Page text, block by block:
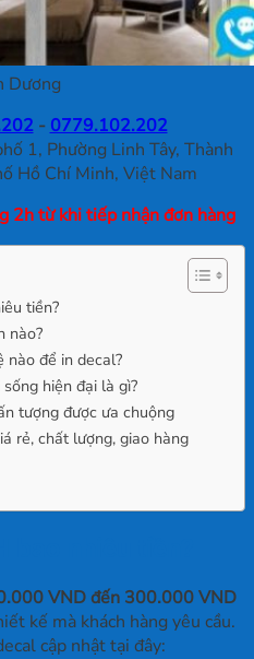
Dương
- 0779.102.202
1, Phường Linh Tây, Thành
Hồ Chí Minh, Việt Nam
2h từ khi tiếp nhận đơn hàng
tiền?
nào?
nào để in decal?
hiện đại là gì?
tượng được ưa chuộng
rẻ, chất lượng, giao hàng
VND đến 300.000 VND
kế mà khách hàng yêu cầu.
cập nhật tại đây: